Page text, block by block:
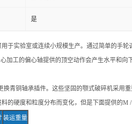
是
于实验室或连续小规模生产。 通过简单的手轮
心加工的偏心轴提供的顶空动作会产生水平和向
青铜轴承插件。这些坚固的颚式破碎机采用
的硬度和粒度分布而变化，但是下面提供的M /
装运重量